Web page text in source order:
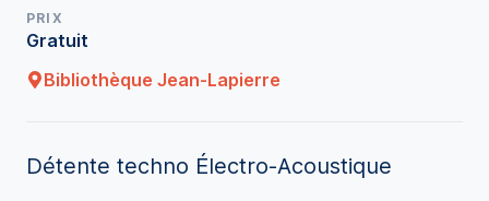
PRIX
Gratuit
Bibliothèque Jean-Lapierre
Détente techno Électro-Acoustique